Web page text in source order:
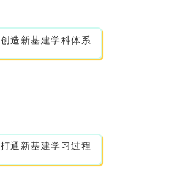
创造新基建学科体系
打通新基建学习过程